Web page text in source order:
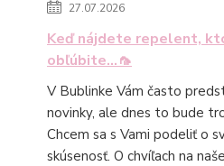
27.07.2026
Keď nájdete repelent,
obľúbite...🦟
V Bublinke Vám často
novinky, ale dnes to bude
Chcem sa s Vami podeliť o
skúsenosť. O chvíľach na